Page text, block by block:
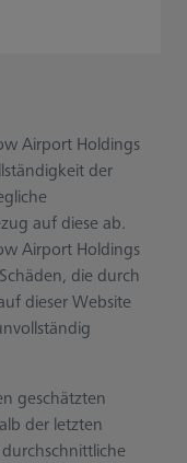
Airport Holdings
der
auf diese ab.
Airport Holdings
die durch
dieser Website
geschätzten
der letzten